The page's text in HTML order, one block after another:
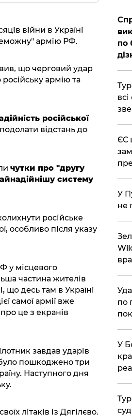
війни в Україні
армію РФ.
що черговий удар
армію та
російської
відстань до
чутки про "другу
систему
російське
особливо після указу
у місцевого
частина жителів
десь там в Україні
самої армії вже
це з екранів
завдав ударів
було пошкоджено три
Наступного дня
літаків із Дягілєво.
по
ЄС
У
не
по
У